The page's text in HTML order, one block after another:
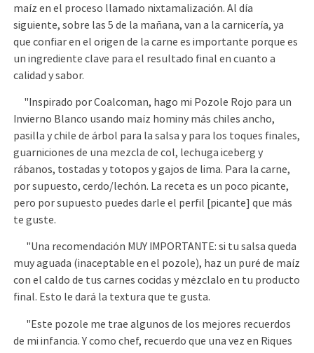
maíz en el proceso llamado nixtamalización. Al día
siguiente, sobre las 5 de la mañana, van a la carnicería, ya
que confiar en el origen de la carne es importante porque es
un ingrediente clave para el resultado final en cuanto a
calidad y sabor.
"Inspirado por Coalcoman, hago mi Pozole Rojo para un
Invierno Blanco usando maíz hominy más chiles ancho,
pasilla y chile de árbol para la salsa y para los toques finales,
guarniciones de una mezcla de col, lechuga iceberg y
rábanos, tostadas y totopos y gajos de lima. Para la carne,
por supuesto, cerdo/lechón. La receta es un poco picante,
pero por supuesto puedes darle el perfil [picante] que más
te guste.
"Una recomendación MUY IMPORTANTE: si tu salsa queda
muy aguada (inaceptable en el pozole), haz un puré de maíz
con el caldo de tus carnes cocidas y mézclalo en tu producto
final. Esto le dará la textura que te gusta.
"Este pozole me trae algunos de los mejores recuerdos
de mi infancia. Y como chef, recuerdo que una vez en Riques